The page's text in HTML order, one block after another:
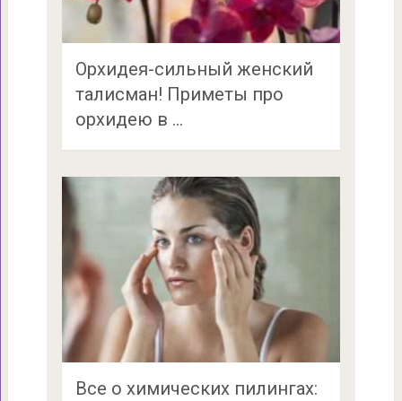
Орхидея-сильный женский
талисман! Приметы про
орхидею в …
Все о химических пилингах: